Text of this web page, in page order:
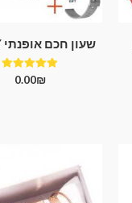
שעון חכם אופנתי LZQLY
דורג
5.00
0.00₪